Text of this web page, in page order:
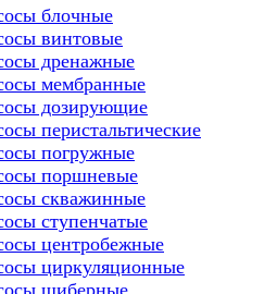
блочные
винтовые
дренажные
мембранные
дозирующие
перистальтические
погружные
поршневые
скважинные
ступенчатые
центробежные
циркуляционные
шиберные